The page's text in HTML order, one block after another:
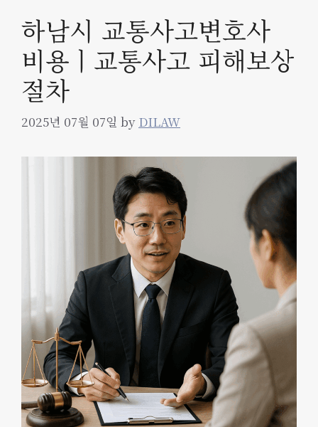
하남시 교통사고변호사
비용ㅣ교통사고 피해보상
절차
2025년 07월 07일 by DILAW